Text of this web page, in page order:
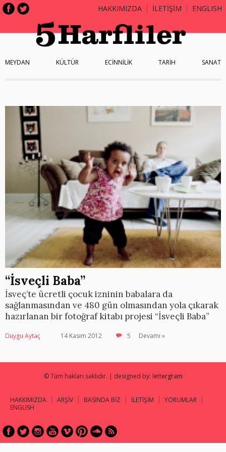
HAKKIMIZDA İLETİŞİM ENGLISH
MEYDAN KÜLTÜR ECİNNİLİK TARİH SANAT
“İsveçli Baba”
İsveç’te ücretli çocuk izninin babalara da
sağlanmasından ve 480 gün olmasından yola çıkarak
hazırlanan bir fotoğraf kitabı projesi “İsveçli Baba”
Duygu Aytaç 14 Kasım 2012 5 Devamı »
© Tüm hakları saklıdır. | designed by: lettergram
HAKKIMIZDA ARŞİV BASINDA BİZ İLETİŞİM
YORUMLAR
ENGLISH